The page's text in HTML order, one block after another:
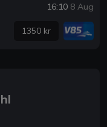
16:10 8 Aug
1350 kr